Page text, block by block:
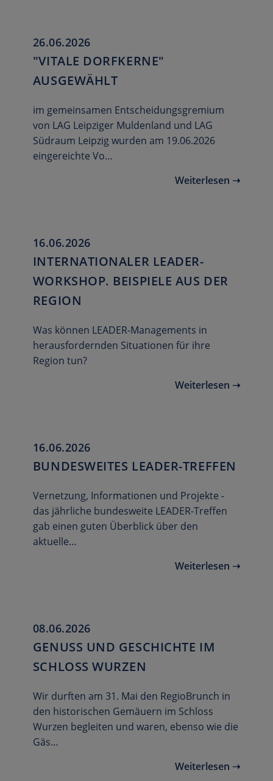
26.06.2026
"VITALE DORFKERNE"
AUSGEWÄHLT
im gemeinsamen Entscheidungsgremium
von LAG Leipziger Muldenland und LAG
Südraum Leipzig wurden am 19.06.2026
eingereichte Vo…
Weiterlesen ➝
16.06.2026
INTERNATIONALER LEADER-
WORKSHOP. BEISPIELE AUS DER
REGION
Was können LEADER-Managements in
herausfordernden Situationen für ihre
Region tun?
Weiterlesen ➝
16.06.2026
BUNDESWEITES LEADER-TREFFEN
Vernetzung, Informationen und Projekte -
das jährliche bundesweite LEADER-Treffen
gab einen guten Überblick über den
aktuelle…
Weiterlesen ➝
08.06.2026
GENUSS UND GESCHICHTE IM
SCHLOSS WURZEN
Wir durften am 31. Mai den RegioBrunch in
den historischen Gemäuern im Schloss
Wurzen begleiten und waren, ebenso wie die
Gäs…
Weiterlesen ➝